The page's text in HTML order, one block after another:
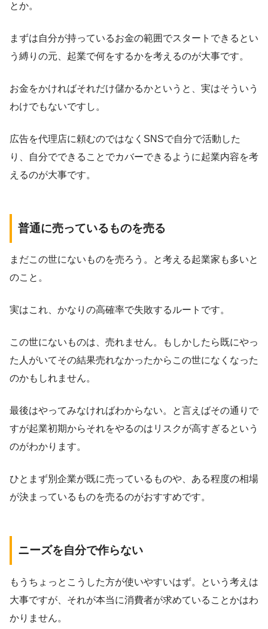
とか。
まずは自分が持っているお金の範囲でスタートできるとい
う縛りの元、起業で何をするかを考えるのが大事です。
お金をかければそれだけ儲かるかというと、実はそういう
わけでもないですし。
広告を代理店に頼むのではなくSNSで自分で活動した
り、自分でできることでカバーできるように起業内容を考
えるのが大事です。
普通に売っているものを売る
まだこの世にないものを売ろう。と考える起業家も多いと
のこと。
実はこれ、かなりの高確率で失敗するルートです。
この世にないものは、売れません。もしかしたら既にやっ
た人がいてその結果売れなかったからこの世になくなった
のかもしれません。
最後はやってみなければわからない。と言えばその通りで
すが起業初期からそれをやるのはリスクが高すぎるという
のがわかります。
ひとまず別企業が既に売っているものや、ある程度の相場
が決まっているものを売るのがおすすめです。
ニーズを自分で作らない
もうちょっとこうした方が使いやすいはず。という考えは
大事ですが、それが本当に消費者が求めていることかはわ
かりません。